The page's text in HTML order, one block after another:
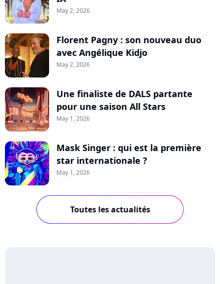
May 2, 2026
Florent Pagny : son nouveau duo
avec Angélique Kidjo
May 2, 2026
Une finaliste de DALS partante
pour une saison All Stars
May 1, 2026
Mask Singer : qui est la première
star internationale ?
May 1, 2026
Toutes les actualités